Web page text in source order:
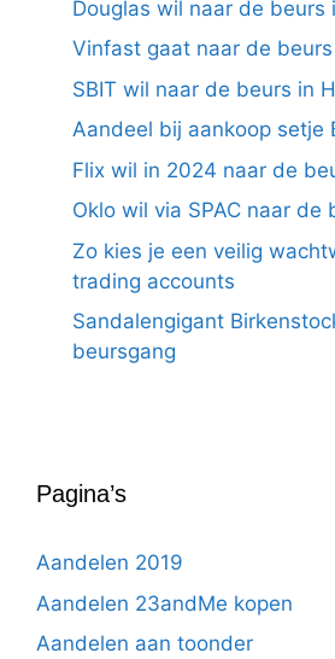
Douglas wil naar de beurs
Vinfast gaat naar de
SBIT wil naar de beurs in
Aandeel bij aankoop setje
Flix wil in 2024 naar de
Oklo wil via SPAC naar de
Zo kies je een veilig
trading accounts
Sandalengigant
beursgang
Pagina’s
Aandelen 2019
Aandelen 23andMe kopen
Aandelen aan toonder